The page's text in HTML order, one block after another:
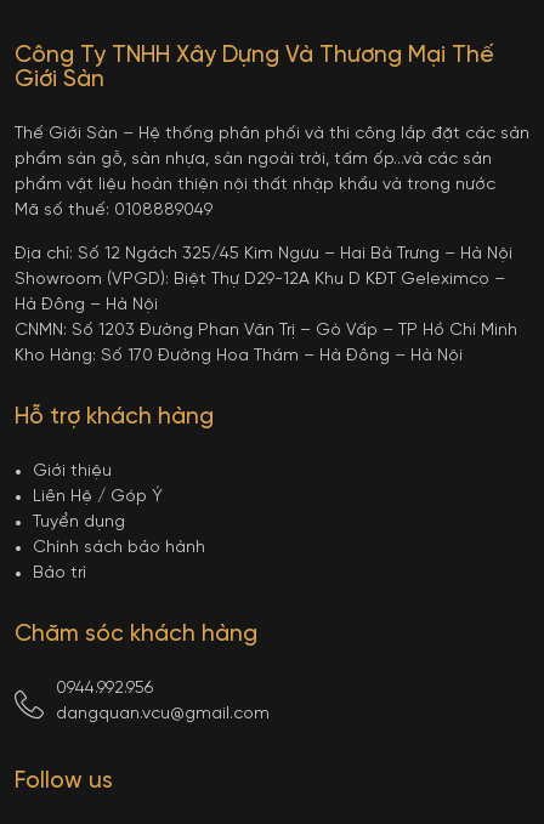
Công Ty TNHH Xây Dựng Và Thương Mại Thế
Giới Sàn
Thế Giới Sàn – Hệ thống phân phối và thi công lắp đặt các sản
phẩm sàn gỗ, sàn nhựa, sàn ngoài trời, tấm ốp…và các sản
phẩm vật liệu hoàn thiện nội thất nhập khẩu và trong nước
Mã số thuế: 0108889049
Địa chỉ: Số 12 Ngách 325/45 Kim Ngưu – Hai Bà Trưng – Hà Nội
Showroom (VPGD): Biệt Thự D29-12A Khu D KĐT Geleximco –
Hà Đông – Hà Nội
CNMN: Số 1203 Đường Phan Văn Trị – Gò Vấp – TP Hồ Chí Minh
Kho Hàng: Số 170 Đường Hoa Thám – Hà Đông – Hà Nội
Hỗ trợ khách hàng
Giới thiệu
Liên Hệ / Góp Ý
Tuyển dụng
Chính sách bảo hành
Bảo trì
Chăm sóc khách hàng
0944.992.956
dangquan.vcu@gmail.com
Follow us